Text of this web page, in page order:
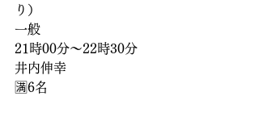
り）
一般
21時00分〜22時30分
井内伸幸
🈵6名